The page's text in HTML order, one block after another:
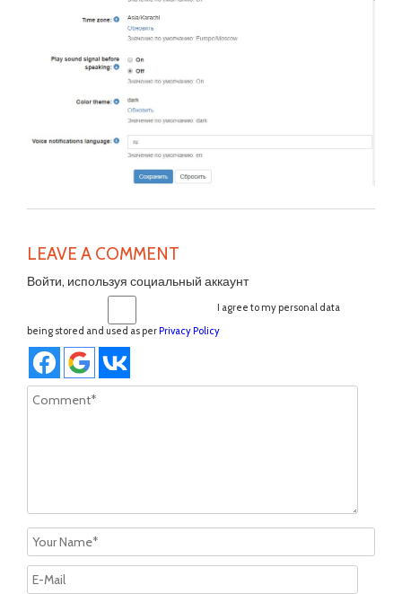
LEAVE A COMMENT
Войти, используя социальный аккаунт
I agree to my personal data
being stored and used as perPrivacy Policy